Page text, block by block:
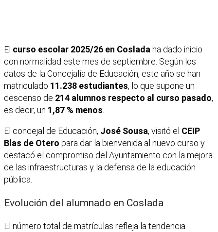
El curso escolar 2025/26 en Coslada ha dado inicio
con normalidad este mes de septiembre. Según los
datos de la Concejalía de Educación, este año se han
matriculado 11.238 estudiantes, lo que supone un
descenso de 214 alumnos respecto al curso pasado,
es decir, un 1,87 % menos.
El concejal de Educación, José Sousa, visitó el CEIP
Blas de Otero para dar la bienvenida al nuevo curso y
destacó el compromiso del Ayuntamiento con la mejora
de las infraestructuras y la defensa de la educación
pública.
Evolución del alumnado en Coslada
El número total de matrículas refleja la tendencia